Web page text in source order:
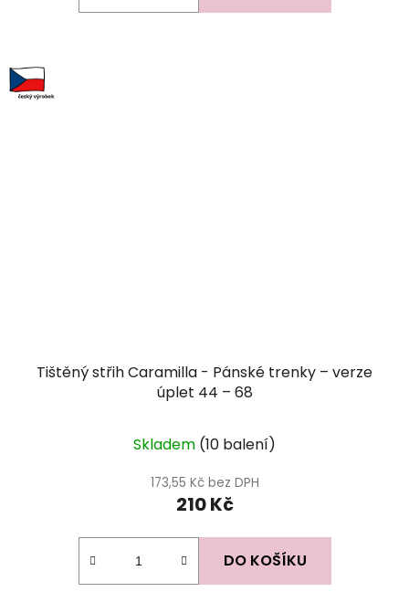
Tištěný střih Caramilla - Pánské trenky – verze
úplet 44 – 68
Skladem (10 balení)
173,55 Kč bez DPH
210 Kč
DO KOŠÍKU